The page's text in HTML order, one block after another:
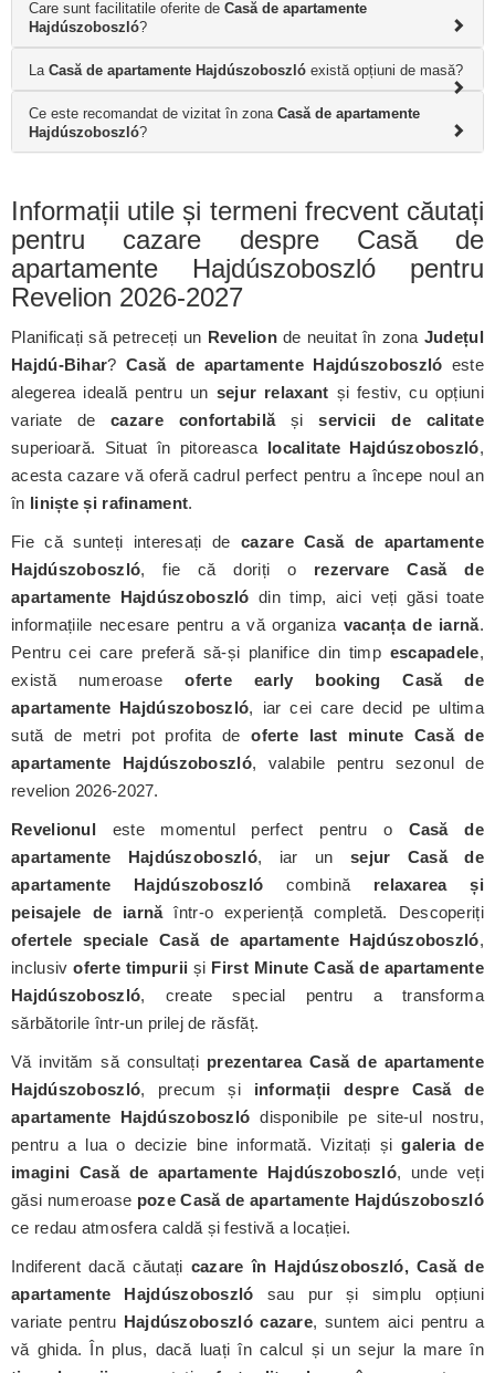
Care sunt facilitatile oferite de Casă de apartamente
Hajdúszoboszló?
La Casă de apartamente Hajdúszoboszló există opțiuni de masă?
Ce este recomandat de vizitat în zona Casă de apartamente
Hajdúszoboszló?
Informații utile și termeni frecvent căutați
pentru cazare despre Casă de
apartamente Hajdúszoboszló pentru
Revelion 2026-2027
Planificați să petreceți un Revelionde neuitat în zona Județul
Hajdú-Bihar? Casă de apartamente Hajdúszoboszló este
alegerea ideală pentru un sejur relaxant și festiv, cu opțiuni
variate decazare confortabilășiservicii de calitate
superioară. Situat în pitoreasca localitate Hajdúszoboszló,
acesta cazare vă oferă cadrul perfect pentru a începe noul an
în liniște și rafinament.
Fie că sunteți interesați decazare Casă de apartamente
Hajdúszoboszló, fie că doriți o rezervare Casă de
apartamente Hajdúszoboszló din timp, aici veți găsi toate
informațiile necesare pentru a vă organiza vacanța de iarnă.
Pentru cei care preferă să-și planifice din timp escapadele,
există numeroaseoferte early booking Casă de
apartamente Hajdúszoboszló, iar cei care decid pe ultima
sută de metri pot profita deoferte last minute Casă de
apartamente Hajdúszoboszló, valabile pentru sezonul de
revelion 2026-2027.
Revelionul este momentul perfect pentru o Casă de
apartamente Hajdúszoboszló, iar un sejur Casă de
apartamente Hajdúszoboszló combină relaxarea și
peisajele de iarnăîntr-o experiență completă. Descoperiți
ofertele speciale Casă de apartamente Hajdúszoboszló,
inclusivoferte timpurii și First Minute Casă de apartamente
Hajdúszoboszló, create special pentru a transforma
sărbătorile într-un prilej de răsfăț.
Vă invităm să consultați prezentarea Casă de apartamente
Hajdúszoboszló, precum și informații despre Casă de
apartamente Hajdúszoboszló disponibile pe site-ul nostru,
pentru a lua o decizie bine informată. Vizitați șigaleria de
imagini Casă de apartamente Hajdúszoboszló, unde veți
găsi numeroase poze Casă de apartamente Hajdúszoboszló
ce redau atmosfera caldă și festivă a locației.
Indiferent dacă căutați cazare în Hajdúszoboszló, Casă de
apartamente Hajdúszoboszló sau pur și simplu opțiuni
variate pentru Hajdúszoboszló cazare, suntem aici pentru a
vă ghida. În plus, dacă luați în calcul și un sejur la mare în